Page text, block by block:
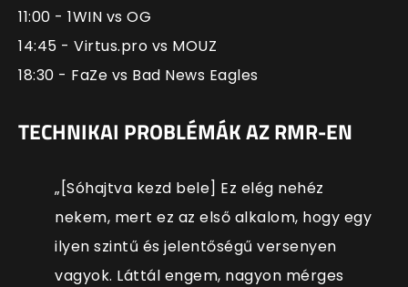
11:00 - 1WIN vs OG
14:45 - Virtus.pro vs MOUZ
18:30 - FaZe vs Bad News Eagles
TECHNIKAI PROBLÉMÁK AZ RMR-EN
„[Sóhajtva kezd bele] Ez elég nehéz
nekem, mert ez az első alkalom, hogy egy
ilyen szintű és jelentőségű versenyen
vagyok. Láttál engem, nagyon mérges